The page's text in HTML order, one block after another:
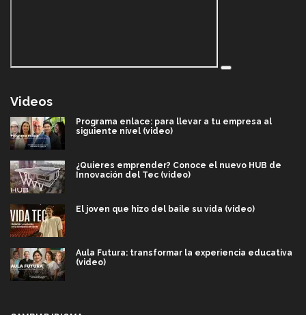
Videos
Programa enlace: para llevar a tu empresa al
siguiente nivel (video)
¿Quieres emprender? Conoce el nuevo HUB de
Innovación del Tec (video)
El joven que hizo del baile su vida (video)
Aula Futura: transformar la experiencia educativa
(video)